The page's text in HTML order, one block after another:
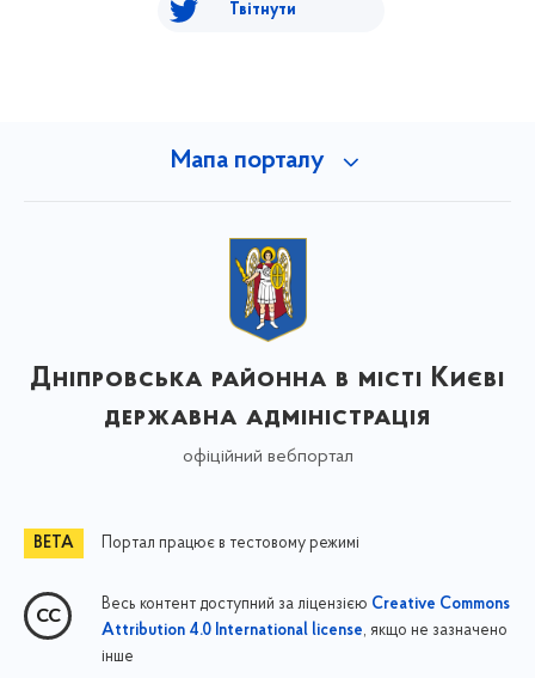
Твітнути
Мапа порталу
Дніпровська районна в місті Києві
державна адміністрація
офіційний вебпортал
Портал працює в тестовому режимі
Весь контент доступний за ліцензією Creative Commons
Attribution 4.0 International license, якщо не зазначено
інше